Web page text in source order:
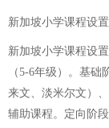
新加坡小学课程设置
新加坡小学课程设
（5-6年级）。基
来文、淡米尔文）
辅助课程。定向阶